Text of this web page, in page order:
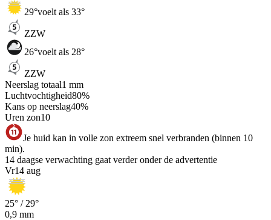
29°voelt als 33°
ZZW
26°voelt als 28°
ZZW
Neerslag totaal1 mm
Luchtvochtigheid80%
Kans op neerslag40%
Uren zon10
Je huid kan in volle zon extreem snel verbranden (binnen 10
min).
14 daagse verwachting gaat verder onder de advertentie
Vr14 aug
25° / 29°
0,9 mm